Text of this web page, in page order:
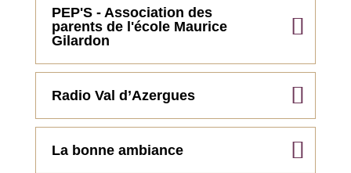
PEP'S - Association des
parents de l'école Maurice
Gilardon
Radio Val d’Azergues
La bonne ambiance